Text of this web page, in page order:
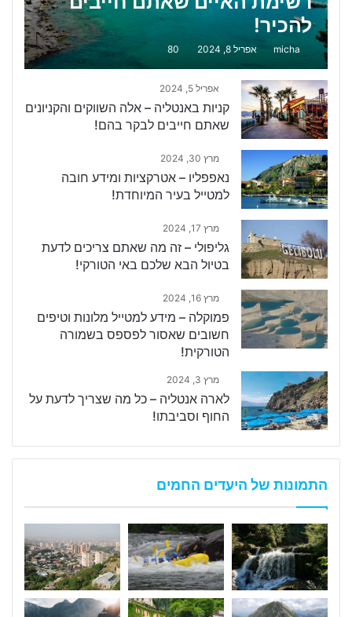
להכיר!
micha אפריל 8, 2024 80
אפריל 5, 2024
קניות באנטליה – אלה השווקים והקניונים
שאתם חייבים לבקר בהם!
מרץ 30, 2024
נאפפליו – אטרקציות ומידע חובה
למטייל בעיר המיוחדת!
מרץ 17, 2024
גליפולי – זה מה שאתם צריכים לדעת
בטיול הבא שלכם באי הטורקי!
מרץ 16, 2024
פמוקלה – מידע למטייל מלונות וטיפים
חשובים שאסור לפספס בשמורה
הטורקית!
מרץ 3, 2024
לארה אנטליה – כל מה שצריך לדעת על
החוף וסביבתו!
התמונות של היעדים החמים